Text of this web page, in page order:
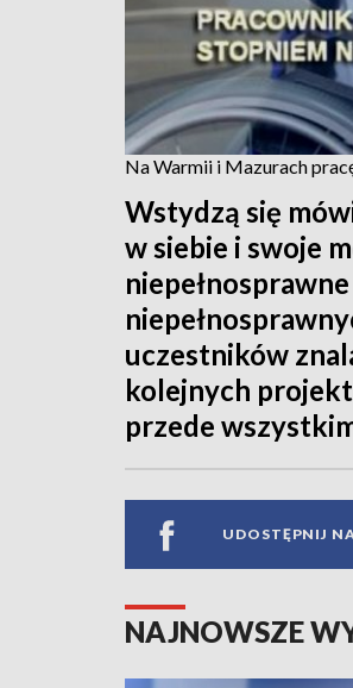
Na Warmii i Mazurach
Wstydzą się
w siebie i swoje
uczestników
kolejnych
przede
UDOSTĘPNIJ
NAJNOWSZE